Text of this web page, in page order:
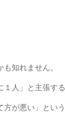
知れません。
人」と主張する
方が悪い」とい